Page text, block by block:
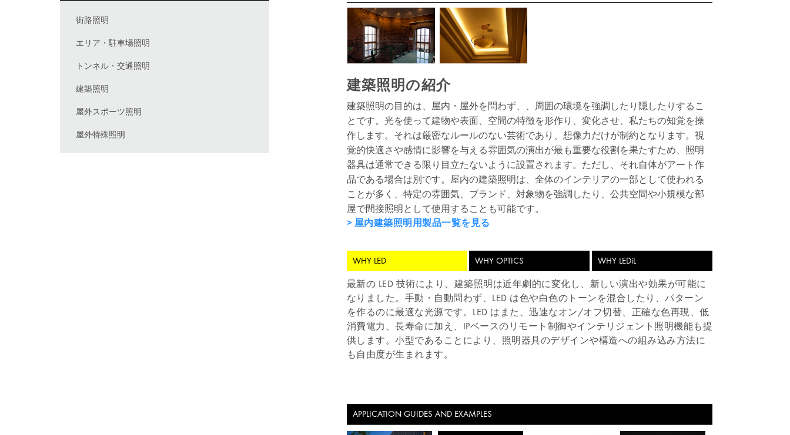
街路照明
エリア・駐車場照明
トンネル・交通照明
建築照明
屋外スポーツ照明
屋外特殊照明
建築照明の紹介
建築照明の目的は、屋内・屋外を問わず、、周囲の環境を強調したり隠したりするこ
とです。光を使って建物や表面、空間の特徴を形作り、変化させ、私たちの知覚を操
作します。それは厳密なルールのない芸術であり、想像力だけが制約となります。視
覚的快適さや感情に影響を与える雰囲気の演出が最も重要な役割を果たすため、照明
器具は通常できる限り目立たないように設置されます。ただし、それ自体がアート作
品である場合は別です。屋内の建築照明は、全体のインテリアの一部として使われる
ことが多く、特定の雰囲気、ブランド、対象物を強調したり、公共空間や小規模な部
屋で間接照明として使用することも可能です。
屋内建築照明用製品一覧を見る
WHY LED WHY OPTICS WHY LEDiL
最新の LED 技術により、建築照明は近年劇的に変化し、新しい演出や効果が可能に
なりました。手動・自動問わず、LED は色や白色のトーンを混合したり、パターン
を作るのに最適な光源です。LED はまた、迅速なオン/オフ切替、正確な色再現、低
消費電力、長寿命に加え、IPベースのリモート制御やインテリジェント照明機能も提
供します。小型であることにより、照明器具のデザインや構造への組み込み方法に
も自由度が生まれます。
APPLICATION GUIDES AND EXAMPLES